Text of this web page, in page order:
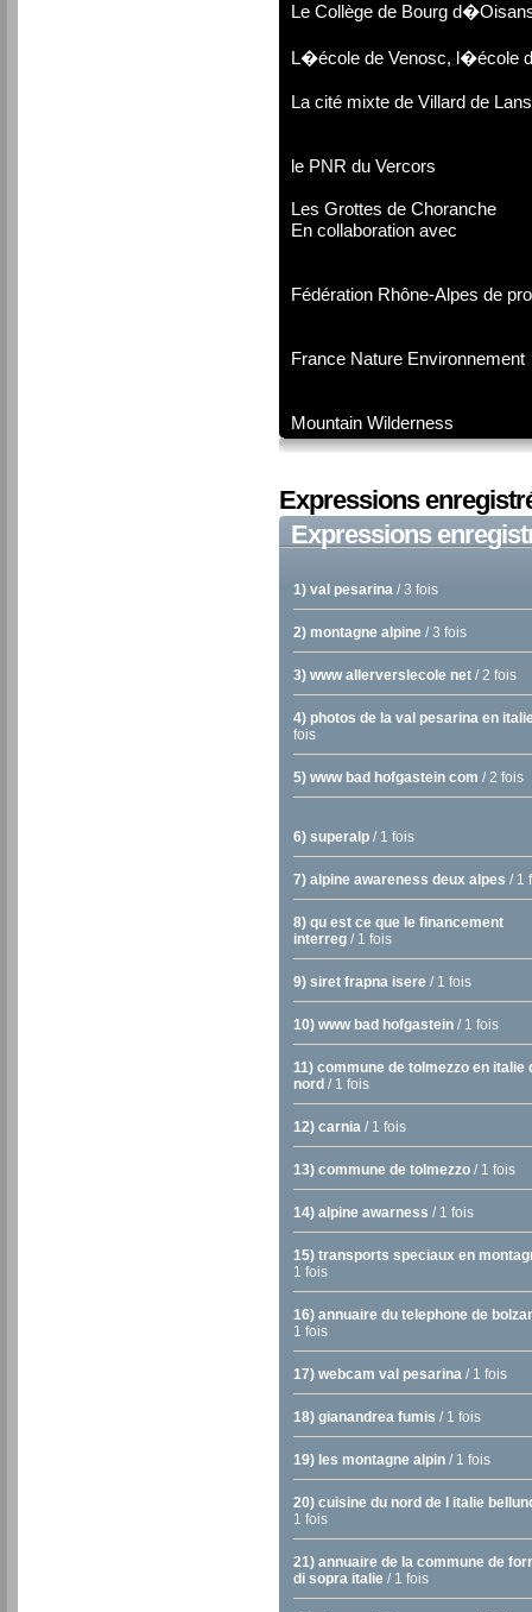
Le Collège de Bourg
L�école de Venosc, l�école
La cité mixte de Villard de Lans
le PNR du Vercors
Les Grottes de Choranche
En collaboration avec
Fédération Rhône-Alpes de
France Nature Environnement
Mountain Wilderness
Expressions
Expressions
1) val pesarina / 3 fois
2) montagne alpine / 3 fois
3) www allerverslecole net / 2 fois
4) photos de la val pesarina en
fois
5) www bad hofgastein com / 2 fois
6) superalp / 1 fois
7) alpine awareness deux alpes / 1
8) qu est ce que le financement
interreg / 1 fois
9) siret frapna isere / 1 fois
10) www bad hofgastein / 1 fois
11) commune de tolmezzo en italie
nord / 1 fois
12) carnia / 1 fois
13) commune de tolmezzo / 1 fois
14) alpine awarness / 1 fois
15) transports speciaux en
1 fois
16) annuaire du telephone de
1 fois
17) webcam val pesarina / 1 fois
18) gianandrea fumis / 1 fois
19) les montagne alpin / 1 fois
20) cuisine du nord de l italie
1 fois
21) annuaire de la commune de
di sopra italie / 1 fois